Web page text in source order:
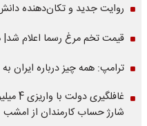
روایت جدید و تکان‌دهنده
قیمت تخم مرغ رسما اعلام شد|
ترامپ: همه چیز درباره ایران
شارژ حساب کارمندان از امشب